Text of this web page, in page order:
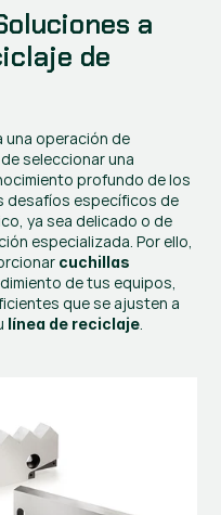
a
de
seleccionar una
profundo de los
desafíos específicos de
ya sea delicado o de
especializada. Por ello,
cuchillas
de tus equipos,
que se ajusten a
línea de reciclaje